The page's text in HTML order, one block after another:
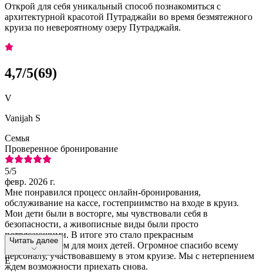
Открой для себя уникальный способ познакомиться с
архитектурной красотой Путраджайи во время безмятежного
круиза по невероятному озеру Путраджайя.
4,7/5(69)
V
Vanijah S
Семья
Проверенное бронирование
5/5
февр. 2026 г.
Мне понравился процесс онлайн-бронирования,
обслуживание на кассе, гостеприимство на входе в круиз.
Мои дети были в восторге, мы чувствовали себя в
безопасности, а живописные виды были просто
потрясающими. В итоге это стало прекрасным
воспоминанием для моих детей. Огромное спасибо всему
персоналу, участвовавшему в этом круизе. Мы с нетерпением
ждем возможности приехать снова.
Читать далее
E